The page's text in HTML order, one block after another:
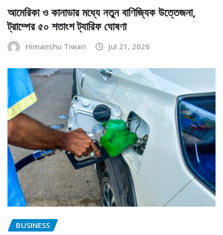
আমেরিকা ও কানাডার মধ্যে নতুন বাণিজ্যিক উত্তেজনা,
ট্রাম্পের ৫০ শতাংশ ট্যারিফ ঘোষণা
Himanshu Tiwari Jul 21, 2026
BUSINESS